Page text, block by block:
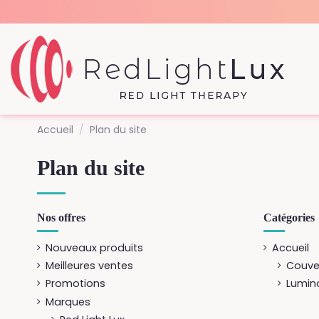
Accueil Plan du site
Plan du site
Nos offres
Nouveaux produits
Meilleures ventes
Promotions
Marques
Catégories
Accueil